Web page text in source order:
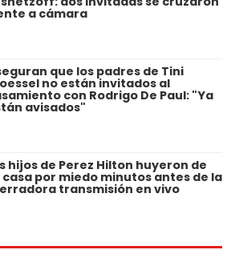
a cámara
que los padres de Tini
no están invitados al
con Rodrigo De Paul: "Ya
avisados"
hijos de Perez Hilton huyeron de
casa por miedo minutos antes de la
transmisión en vivo